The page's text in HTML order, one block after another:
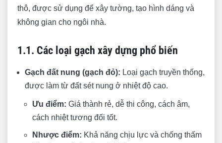
5. Sắt thép xây dựng: Cốt lõi của sự chắc chắn
5.2. Tiêu chuẩn Sắt Thép
thô, được sử dụng để xây tường, tạo hình dáng và
không gian cho ngôi nhà.
1.1. Các loại gạch xây dựng phổ biến
Gạch đất nung (gạch đỏ): Loại gạch truyền thống,
được làm từ đất sét nung ở nhiệt độ cao.
Ưu điểm: Giá thành rẻ, dễ thi công, cách âm,
cách nhiệt tương đối tốt.
Nhược điểm: Khả năng chịu lực và chống thấm